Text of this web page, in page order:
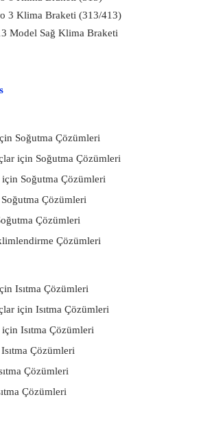
3 Klima Braketi (313/413)
Model Sağ Klima Braketi
Soğutma Çözümleri
için Soğutma Çözümleri
için Soğutma Çözümleri
Çözümleri
Çözümleri
Çözümleri
Isıtma Çözümleri
için Isıtma Çözümleri
Isıtma Çözümleri
Çözümleri
Çözümleri
Çözümleri